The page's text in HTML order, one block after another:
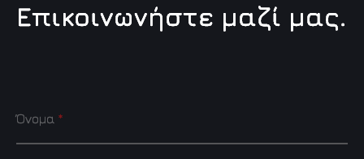
Επικοινωνήστε μαζί μας.
Όνομα *